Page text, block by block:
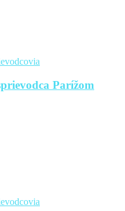
Parížom